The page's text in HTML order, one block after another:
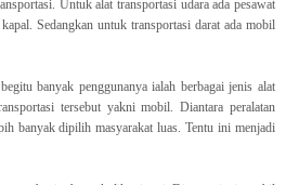
Untuk alat transportasi udara ada pesawat
Sedangkan untuk transportasi darat ada mobil
banyak penggunanya ialah berbagai jenis alat
tersebut yakni mobil. Diantara peralatan
banyak dipilih masyarakat luas. Tentu ini menjadi